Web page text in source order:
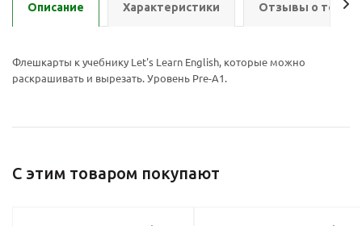
Описание Характеристики Отзывы о
Флешкарты к учебнику Let's Learn English, которые можно
раскрашивать и вырезать. Уровень Pre-A1.
С этим товаром покупают